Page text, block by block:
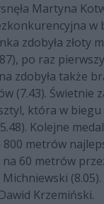
Martyna
w
zdobyła złoty
po raz
zdobyła także
(7.43). Świetnie
która w
Kolejne
800 metrów
na 60 metrów
Michniewski
Krzemiński.